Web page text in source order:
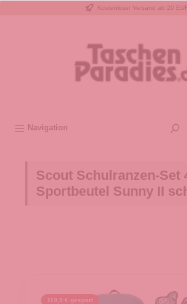
Kostenloser Versand ab 20
Navigation
Scout Schulranzen-Set
Sportbeutel Sunny II
119,9 € gespart